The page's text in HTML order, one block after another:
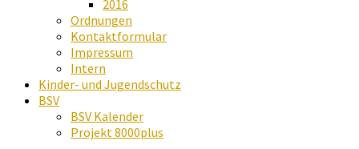
2016
Ordnungen
Kontaktformular
Impressum
Intern
Kinder- und Jugendschutz
BSV
BSV Kalender
Projekt 8000plus